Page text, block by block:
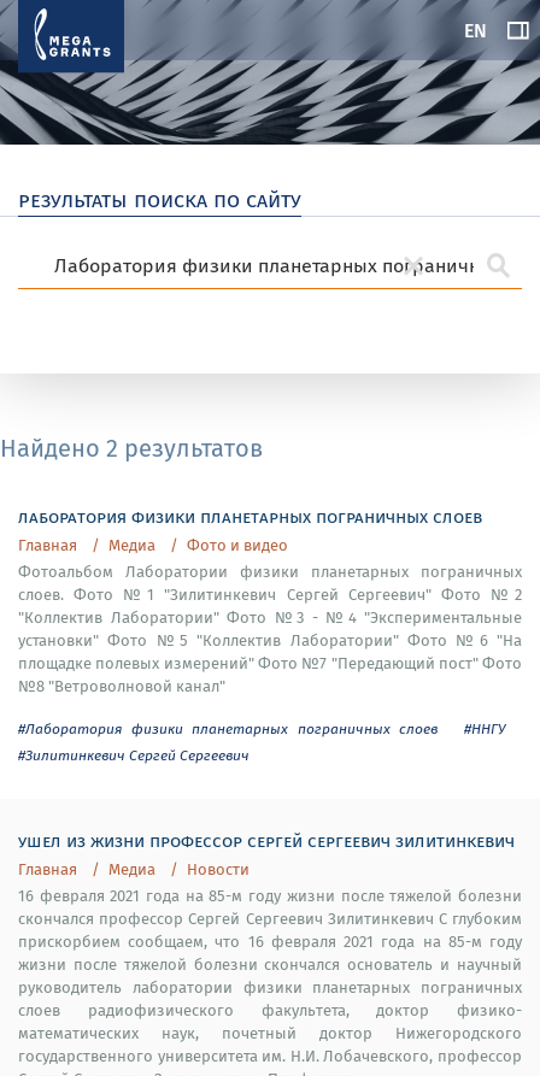
EN
результаты поиска по сайту
Найдено 2 результатов
лаборатория физики планетарных пограничных слоев
Главная Медиа
Фото и видео
Фотоальбом Лаборатории физики планетарных пограничных
слоев. Фото №1 "Зилитинкевич Сергей Сергеевич" Фото №2
"Коллектив Лаборатории" Фото №3 - №4 "Экспериментальные
установки" Фото №5 "Коллектив Лаборатории" Фото №6 "На
площадке полевых измерений" Фото №7 "Передающий пост" Фото
№8 "Ветроволновой канал"
#Лаборатория физики планетарных пограничных слоев
#ННГУ
#Зилитинкевич Сергей Сергеевич
ушел из жизни профессор сергей сергеевич зилитинкевич
Главная Медиа
Новости
16 февраля 2021 года на 85-м году жизни после тяжелой болезни
скончался профессор Сергей Сергеевич Зилитинкевич С глубоким
прискорбием сообщаем, что 16 февраля 2021 года на 85-м году
жизни после тяжелой болезни скончался основатель и научный
руководитель лаборатории физики планетарных пограничных
слоев радиофизического факультета, доктор физико-
математических наук, почетный доктор Нижегородского
государственного университета им. Н.И. Лобачевского, профессор